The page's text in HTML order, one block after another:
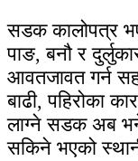
सडक कालोपत्र
पाङ, बनौ र
आवतजावत गर्न
बाढी, पहिरोका
लाग्ने सडक अब
सकिने भएको